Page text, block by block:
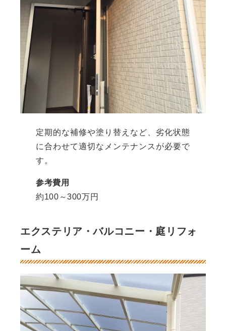
定期的な補修や塗り替えなど、劣化状態
に合わせて適切なメンテナンスが必要で
す。
参考費用
約100～300万円
エクステリア・バルコニー・庭リフォ
ーム